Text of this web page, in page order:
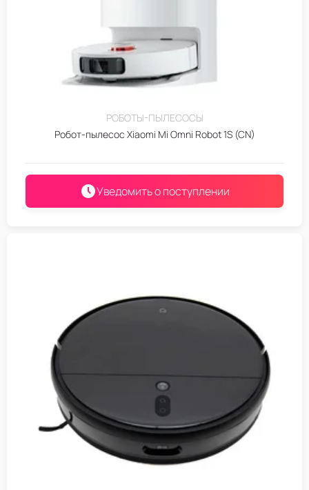
РОБОТЫ-ПЫЛЕСОСЫ
Робот-пылесос Xiaomi Mi Omni Robot 1S (CN)
Уведомить о поступлении